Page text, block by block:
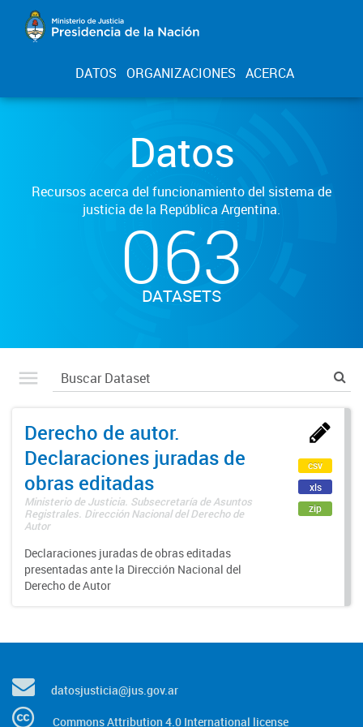
DATOS ORGANIZACIONES ACERCA
Datos
Recursos acerca del funcionamiento del sistema de
justicia de la República Argentina.
063
DATASETS
Derecho de autor.
Declaraciones juradas de
obras editadas
Ministerio de Justicia. Subsecretaría de Asuntos
Registrales. Dirección Nacional del Derecho de
Autor
Declaraciones juradas de obras editadas
presentadas ante la Dirección Nacional del
Derecho de Autor
csv
xls
zip
datosjusticia@jus.gov.ar
Commons Attribution 4.0 International license